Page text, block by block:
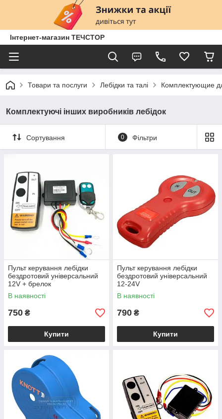
Інтернет-магазин ТЕЧСТОР
Товари та послуги Лебідки та талі Комплектующие
Комплектуючі інших виробників лебідок
Сортування 0 Фільтри
Пульт керування лебідки
бездротовий універсальний
12V + брелок
В наявності
750 ₴
Купити
Пульт керування лебідки
бездротовий універсальний
12-24V
В наявності
790 ₴
Купити